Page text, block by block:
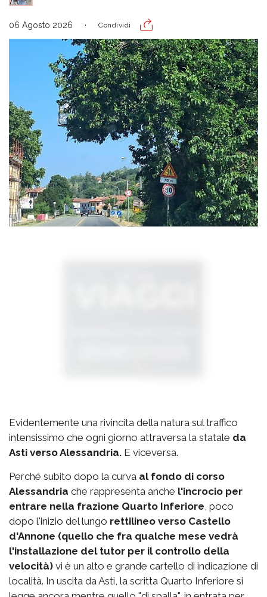
06 Agosto 2026 Condividi
Evidentemente una rivincita della natura sul traffico
intensissimo che ogni giorno attraversa la statale da
Asti verso Alessandria. E viceversa.
Perché subito dopo la curva al fondo di corso
Alessandria che rappresenta anche l'incrocio per
entrare nella frazione Quarto Inferiore , poco
dopo l'inizio del lungo rettilineo verso Castello
d'Annone (quello che fra qualche mese vedrà
l'installazione del tutor per il controllo della
velocità) vi è un alto e grande cartello di indicazione di
località. In uscita da Asti, la scritta Quarto Inferiore si